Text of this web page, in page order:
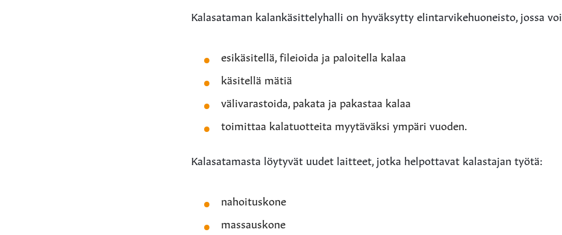
Kalasataman kalankäsittelyhalli on hyväksytty elintarvikehuoneisto, jossa voi
esikäsitellä, fileioida ja paloitella kalaa
käsitellä mätiä
välivarastoida, pakata ja pakastaa kalaa
toimittaa kalatuotteita myytäväksi ympäri vuoden.
Kalasatamasta löytyvät uudet laitteet, jotka helpottavat kalastajan työtä:
nahoituskone
massauskone